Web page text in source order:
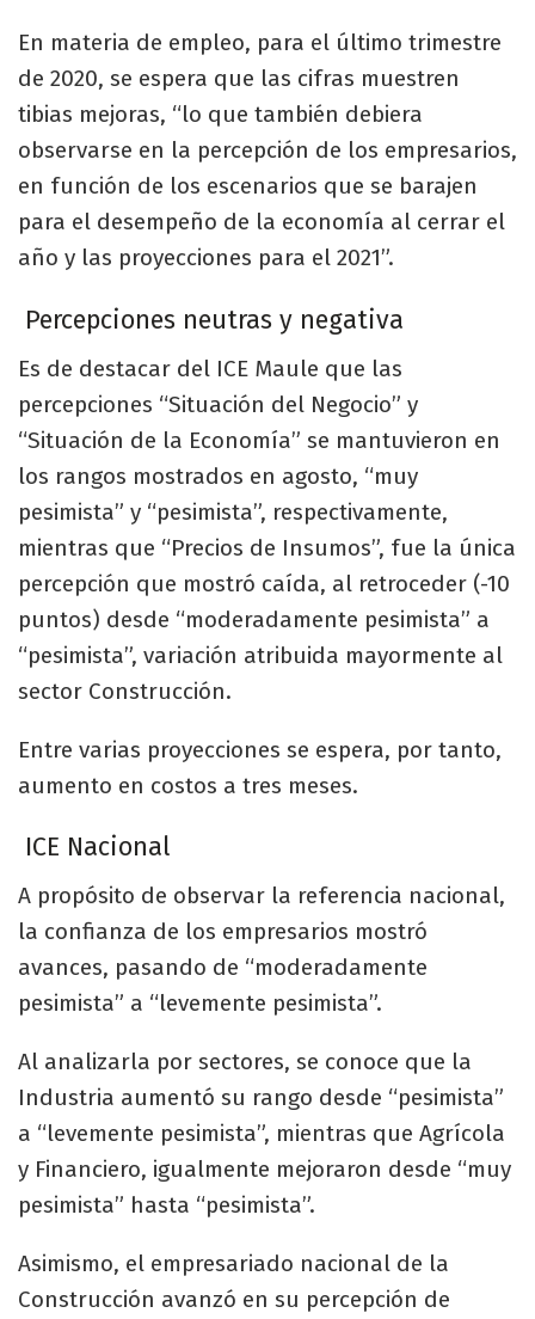
En materia de empleo, para el último trimestre
de 2020, se espera que las cifras muestren
tibias mejoras, “lo que también debiera
observarse en la percepción de los empresarios,
en función de los escenarios que se barajen
para el desempeño de la economía al cerrar el
año y las proyecciones para el 2021”.
Percepciones neutras y negativa
Es de destacar del ICE Maule que las
percepciones “Situación del Negocio” y
“Situación de la Economía” se mantuvieron en
los rangos mostrados en agosto, “muy
pesimista” y “pesimista”, respectivamente,
mientras que “Precios de Insumos”, fue la única
percepción que mostró caída, al retroceder (-10
puntos) desde “moderadamente pesimista” a
“pesimista”, variación atribuida mayormente al
sector Construcción.
Entre varias proyecciones se espera, por tanto,
aumento en costos a tres meses.
ICE Nacional
A propósito de observar la referencia nacional,
la confianza de los empresarios mostró
avances, pasando de “moderadamente
pesimista” a “levemente pesimista”.
Al analizarla por sectores, se conoce que la
Industria aumentó su rango desde “pesimista”
a “levemente pesimista”, mientras que Agrícola
y Financiero, igualmente mejoraron desde “muy
pesimista” hasta “pesimista”.
Asimismo, el empresariado nacional de la
Construcción avanzó en su percepción de